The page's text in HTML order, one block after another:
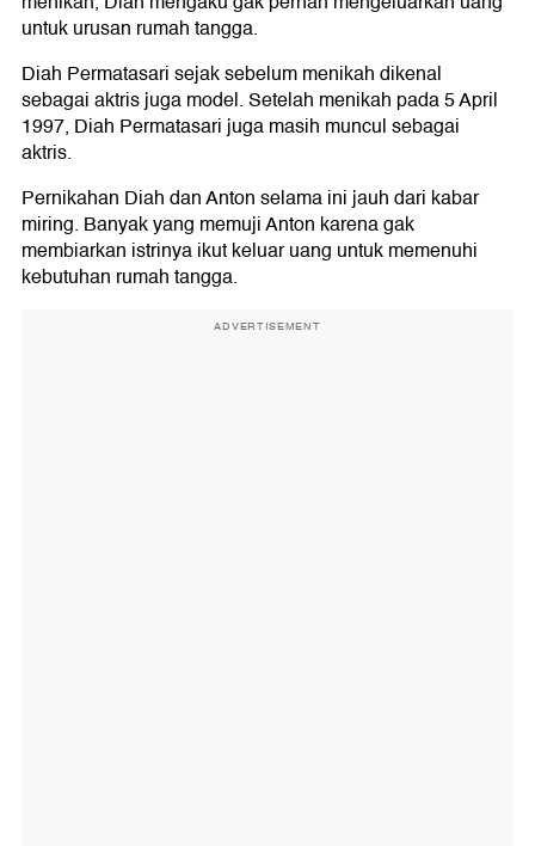
untuk urusan rumah tangga.
Diah Permatasari sejak sebelum menikah dikenal
sebagai aktris juga model. Setelah menikah pada 5 April
1997, Diah Permatasari juga masih muncul sebagai
aktris.
Pernikahan Diah dan Anton selama ini jauh dari kabar
miring. Banyak yang memuji Anton karena gak
membiarkan istrinya ikut keluar uang untuk memenuhi
kebutuhan rumah tangga.
ADVERTISEMENT